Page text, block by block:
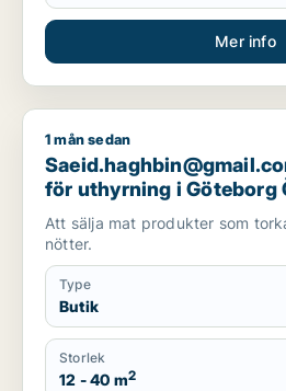
Mer info
Saeid.haghbin@gmail.com
1 mån sedan
för uthyrning i Göteborg
Göteborg Centrum
Att sälja mat produkter som
nötter.
Type
Butik
Storlek
12 - 40 m2